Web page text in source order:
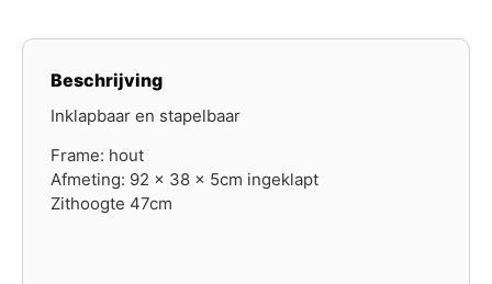
Beschrijving
Inklapbaar en stapelbaar
Frame: hout
Afmeting: 92 x 38 x 5cm ingeklapt
Zithoogte 47cm